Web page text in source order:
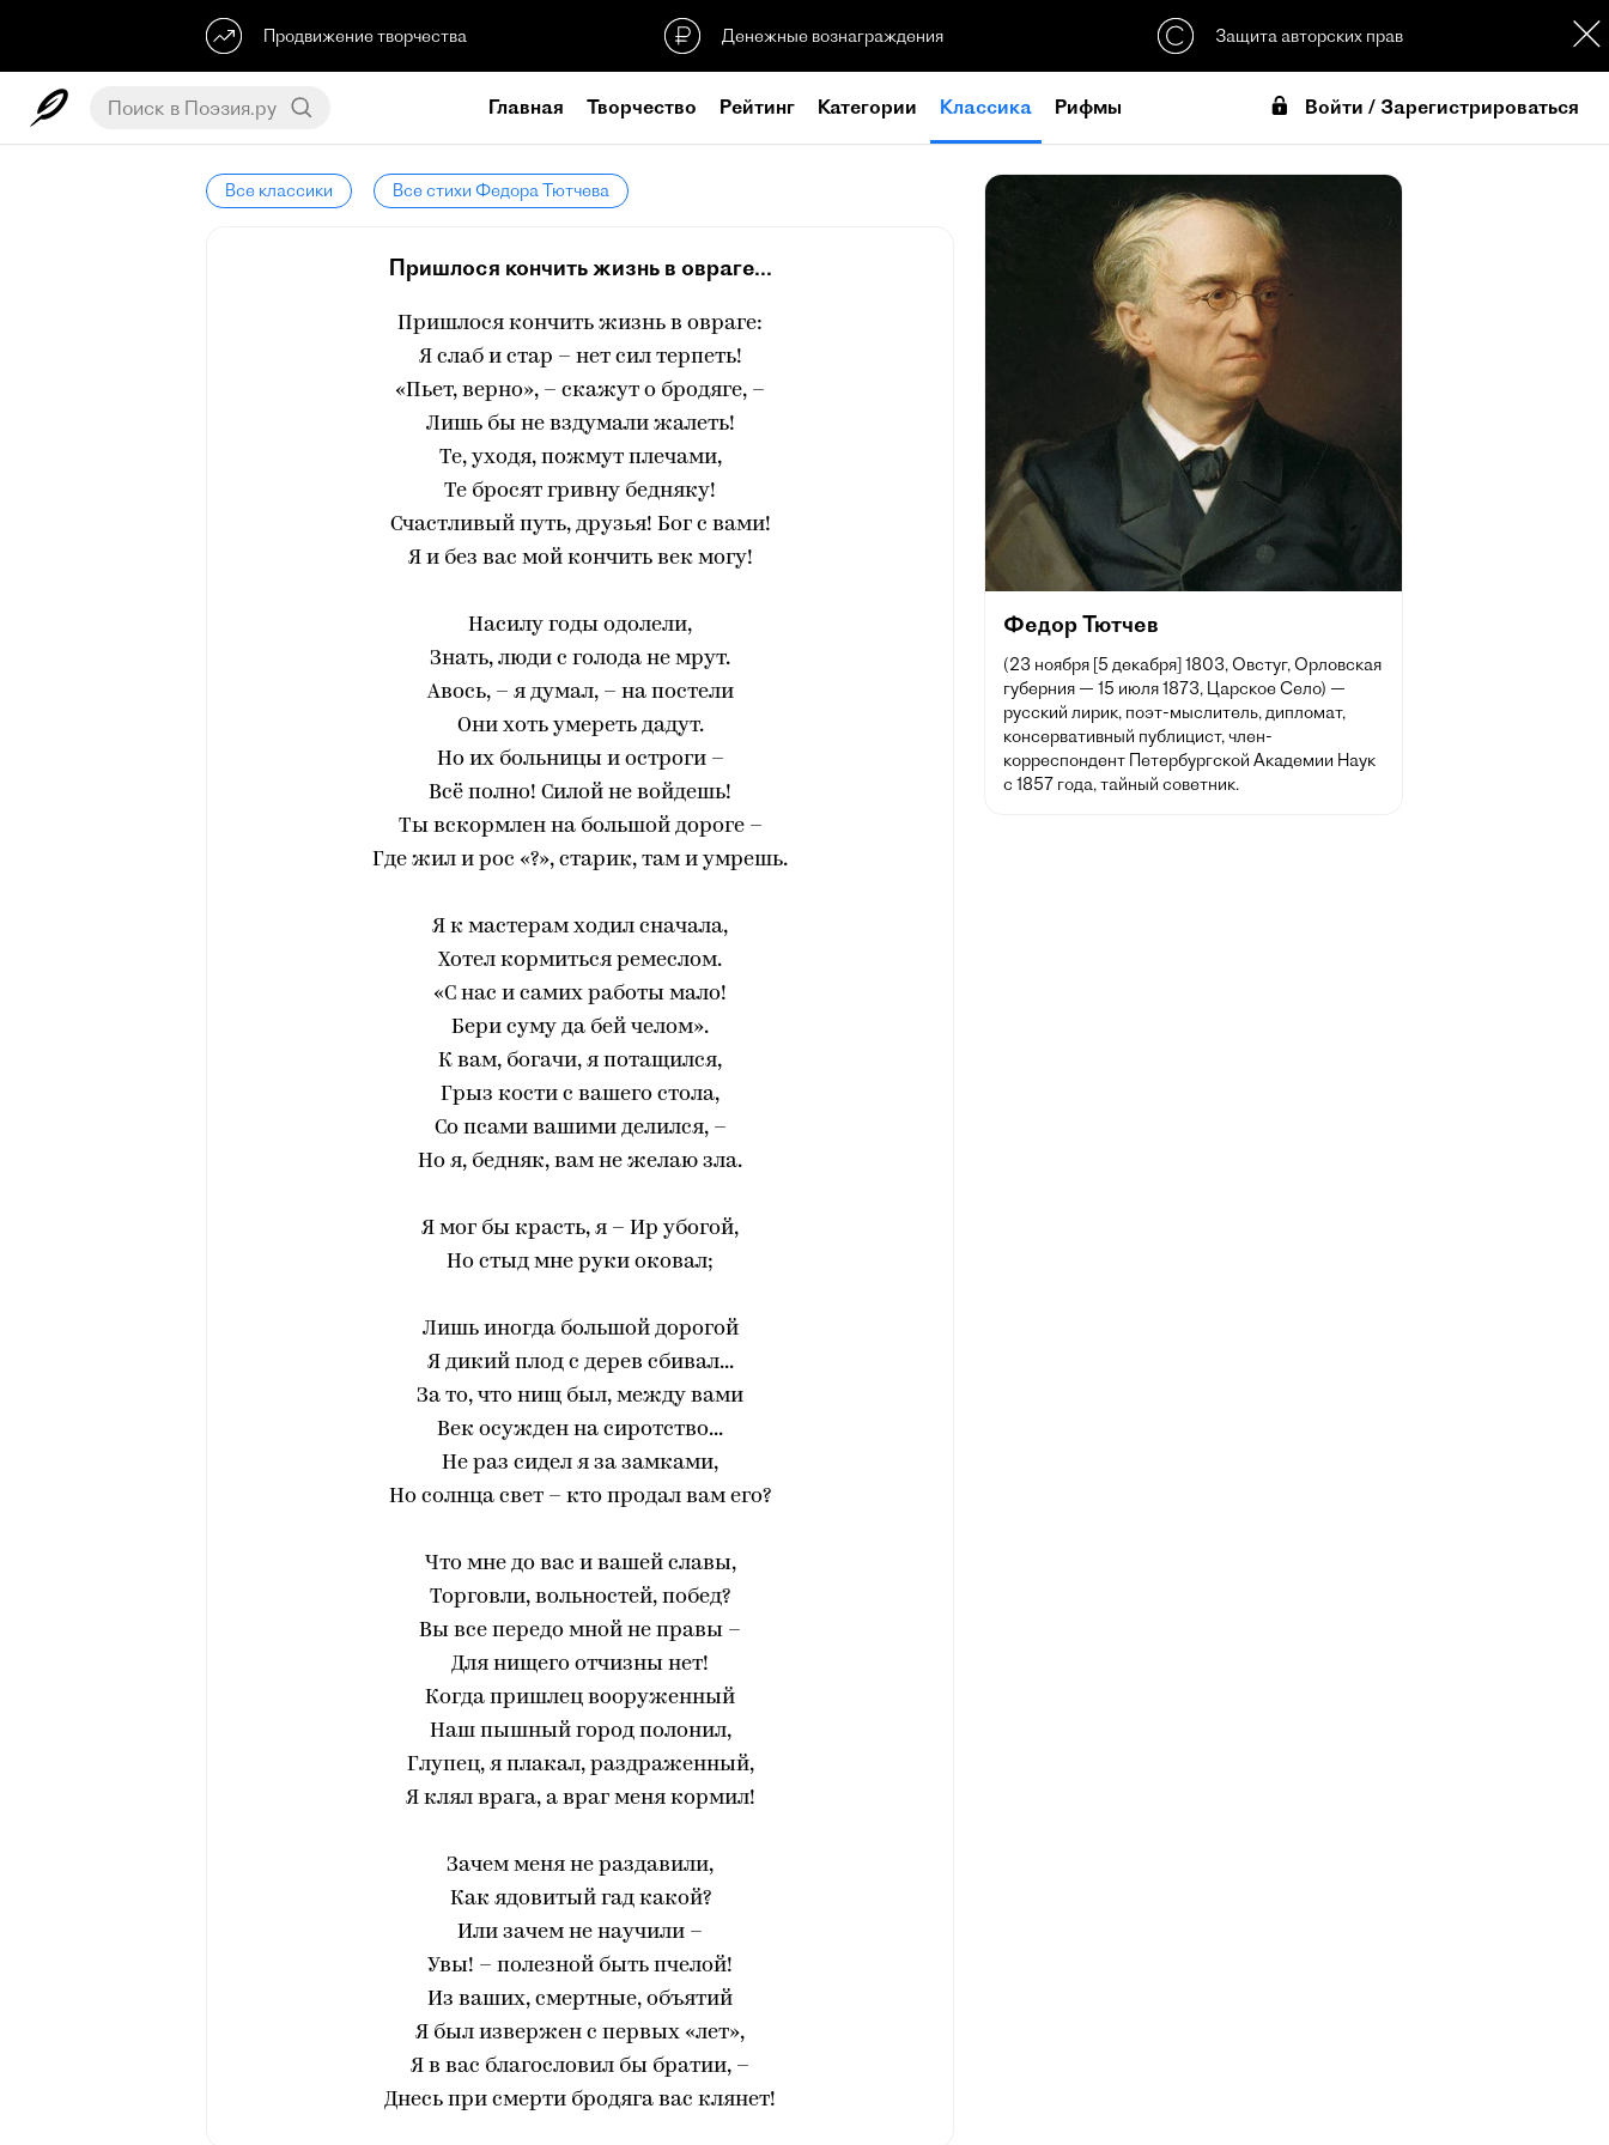
Продвижение творчества Денежные вознаграждения Защита авторских прав
Главная Творчество Рейтинг Категории Классика Рифмы Войти / Зарегистрироваться
Все классики Все стихи Федора Тютчева
Пришлося кончить жизнь в овраге...
Пришлося кончить жизнь в овраге:
Я слаб и стар – нет сил терпеть!
«Пьет, верно», – скажут о бродяге, –
Лишь бы не вздумали жалеть!
Те, уходя, пожмут плечами,
Те бросят гривну бедняку!
Счастливый путь, друзья! Бог с вами!
Я и без вас мой кончить век могу!
Насилу годы одолели,
Знать, люди с голода не мрут.
Авось, – я думал, – на постели
Они хоть умереть дадут.
Но их больницы и остроги –
Всё полно! Силой не войдешь!
Ты вскормлен на большой дороге –
Где жил и рос «?», старик, там и умрешь.
Я к мастерам ходил сначала,
Хотел кормиться ремеслом.
«С нас и самих работы мало!
Бери суму да бей челом».
К вам, богачи, я потащился,
Грыз кости с вашего стола,
Со псами вашими делился, –
Но я, бедняк, вам не желаю зла.
Я мог бы красть, я – Ир убогой,
Но стыд мне руки оковал;
Лишь иногда большой дорогой
Я дикий плод с дерев сбивал...
За то, что нищ был, между вами
Век осужден на сиротство...
Не раз сидел я за замками,
Но солнца свет – кто продал вам его?
Что мне до вас и вашей славы,
Торговли, вольностей, побед?
Вы все передо мной не правы –
Для нищего отчизны нет!
Когда пришлец вооруженный
Наш пышный город полонил,
Глупец, я плакал, раздраженный,
Я клял врага, а враг меня кормил!
Зачем меня не раздавили,
Как ядовитый гад какой?
Или зачем не научили –
Увы! – полезной быть пчелой!
Из ваших, смертные, объятий
Я был извержен с первых «лет»,
Я в вас благословил бы братии, –
Днесь при смерти бродяга вас клянет!
Федор Тютчев
(23 ноября [5 декабря] 1803, Овстуг, Орловская
губерния — 15 июля 1873, Царское Село) —
русский лирик, поэт-мыслитель, дипломат,
консервативный публицист, член-
корреспондент Петербургской Академии Наук
с 1857 года, тайный советник.